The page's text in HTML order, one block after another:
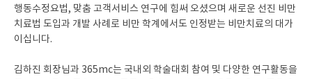
행동수정요법, 맞춤 고객서비스 연구에 힘써 오셨으며 새로운 선진 비만
치료법 도입과 개발 사례로 비만 학계에서도 인정받는 비만치료의 대가
이십니다.
김하진 회장님과 365mc는 국내외 학술대회 참여 및 다양한 연구활동을